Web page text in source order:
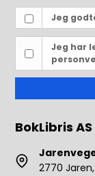
Jeg
Jeg har
BokLibris AS
2770